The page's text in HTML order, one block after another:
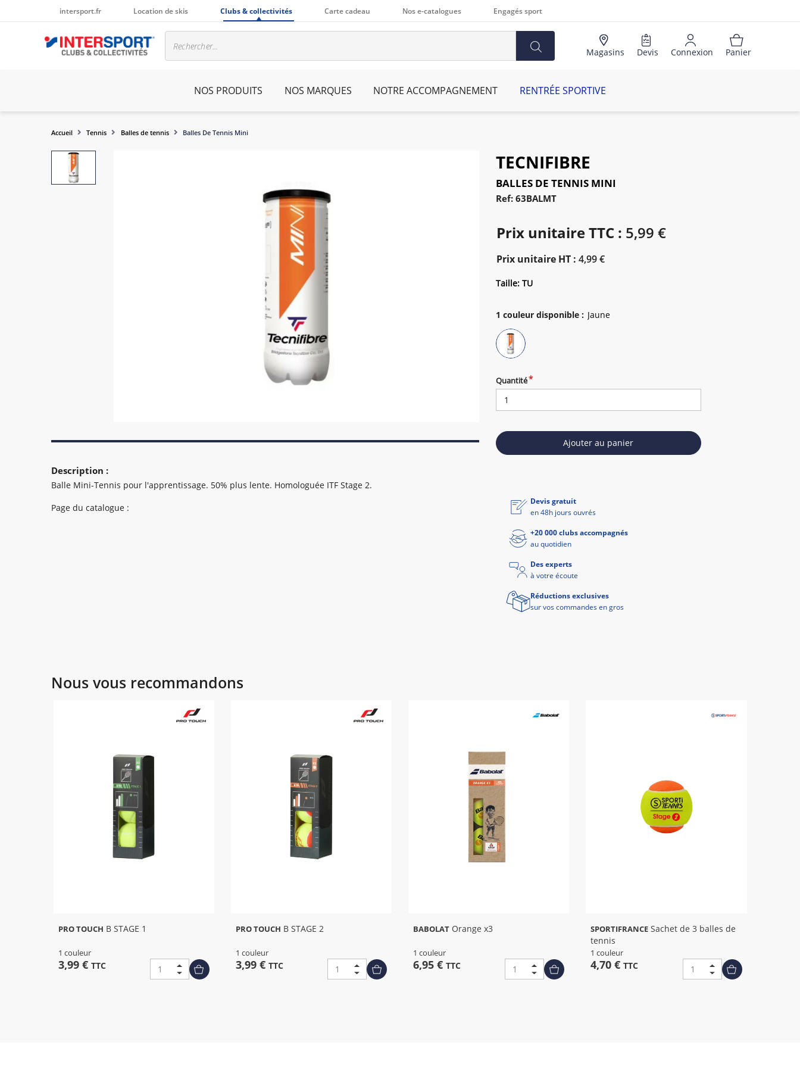
intersport.fr Location de skis Clubs & collectivités Carte cadeau Nos e-catalogues Engagés sport
Magasins Devis Connexion Panier
NOS PRODUITS NOS MARQUES NOTRE ACCOMPAGNEMENT RENTRÉE SPORTIVE
Accueil Tennis Balles de tennis Balles De Tennis Mini
TECNIFIBRE
BALLES DE TENNIS MINI
Ref: 63BALMT
Prix unitaire TTC : 5,99 €
Prix unitaire HT : 4,99 €
Taille: TU
1 couleur disponible:
Quantité
Ajouter au panier
Description :
Balle Mini-Tennis pour l'apprentissage. 50% plus lente. Homologuée ITF Stage 2.
Page du catalogue :
Devis gratuit
en 48h jours ouvrés
+20 000 clubs accompagnés
au quotidien
Des experts
à votre écoute
Réductions exclusives
sur vos commandes en gros
Nous vous recommandons
PRO TOUCH B STAGE 1
1 couleur
3,99 € TTC
PRO TOUCH B STAGE 2
1 couleur
3,99 € TTC
BABOLAT Orange x3
1 couleur
6,95 € TTC
SPORTIFRANCE Sachet de 3 balles de
tennis
1 couleur
4,70 €TTC